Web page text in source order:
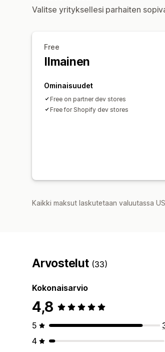
Valitse yrityksellesi parhaiten
Free
Ilmainen
Ominaisuudet
Free on partner dev stores
Free for Shopify dev stores
Kaikki maksut laskutetaan valuutassa
Arvostelut (33)
Kokonaisarvio
4,8
5
4